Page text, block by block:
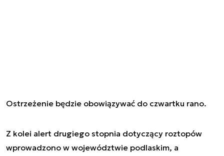
Ostrzeżenie będzie obowiązywać do czwartku rano.
Z kolei alert drugiego stopnia dotyczący roztopów
wprowadzono w województwie podlaskim, a